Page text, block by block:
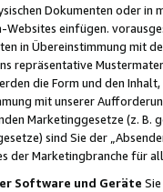
Dokumenten oder in
Websites einfügen.
in Übereinstimmung mit
repräsentative
die Form und den
mit unserer
Marketinggesetze (z. B.
sind Sie der
der Marketingbranche für
Software und Geräte